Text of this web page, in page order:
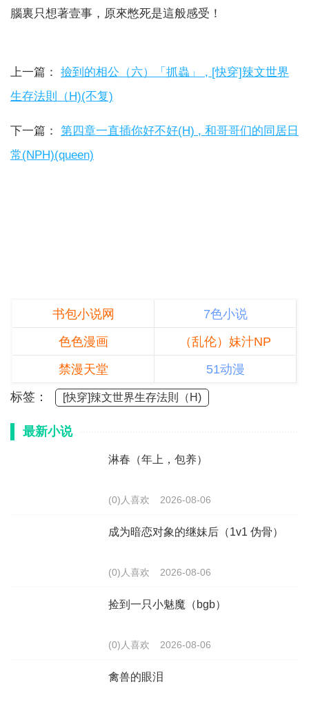
腦裏只想著壹事，原來憋死是這般感受！
上一篇： 撿到的相公（六）「抓蟲」 , [快穿]辣文世界
生存法則（H)(不复)
下一篇： 第四章一直插你好不好(H) , 和哥哥们的同居日
常(NPH)(queen)
书包小说网
7色小说
色色漫画
（乱伦）妹汁NP
禁漫天堂
51动漫
标签：
[快穿]辣文世界生存法則（H)
最新小说
淋春（年上，包养）
(0)人喜欢 2026-08-06
成为暗恋对象的继妹后（1v1 伪骨）
(0)人喜欢 2026-08-06
捡到一只小魅魔（bgb）
(0)人喜欢 2026-08-06
禽兽的眼泪